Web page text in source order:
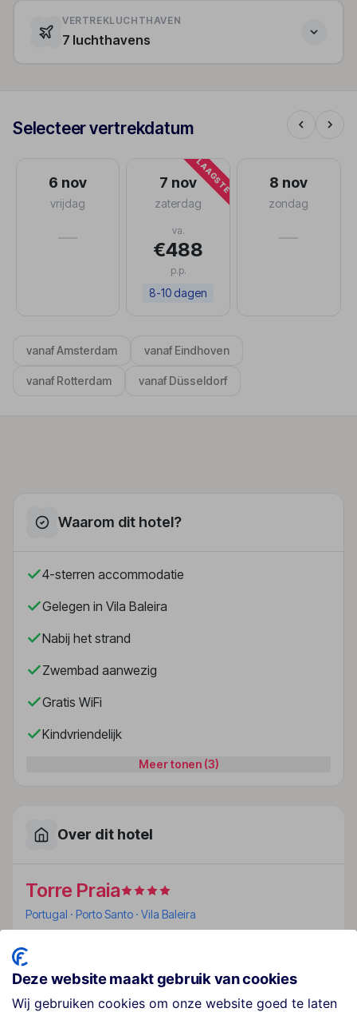
VERTREKLUCHTHAVEN
7 luchthavens
Selecteer vertrekdatum
6 nov
vrijdag
—
LAAGSTE
7 nov
zaterdag
va.
€488
p.p.
8-10 dagen
8 nov
zondag
—
vanaf Amsterdam vanaf Eindhoven
vanaf Rotterdam vanaf Düsseldorf
Waarom dit hotel?
4-sterren accommodatie
Gelegen in Vila Baleira
Nabij het strand
Zwembad aanwezig
Gratis WiFi
Kindvriendelijk
Meer tonen (3)
Over dit hotel
Torre Praia
Portugal · Porto Santo · Vila Baleira
Ligging
Het hotel is gelegen aan een zandstrand, vlak bij het
centrum van Vila Baleira.
Deze website maakt gebruik van cookies
Wij gebruiken cookies om onze website goed te laten